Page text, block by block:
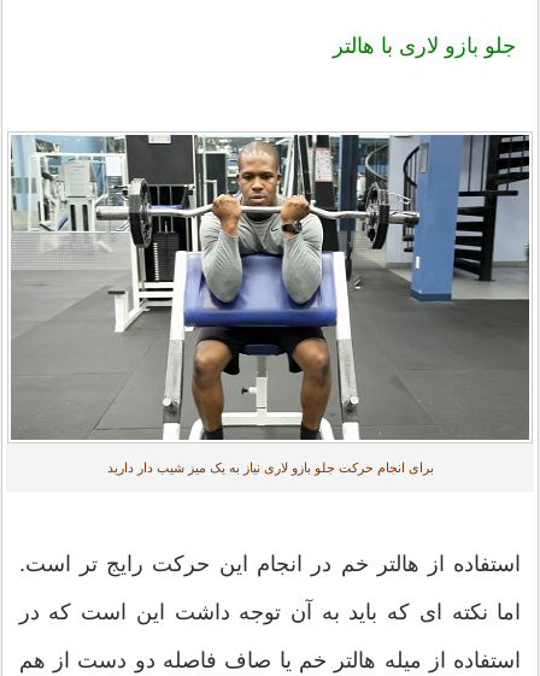
جلو بازو لاری با هالتر
برای انجام حرکت جلو بازو لاری نیاز به یک میز شیب دار دارید
استفاده از هالتر خم در انجام این حرکت رایج تر است.
اما نکته ای که باید به آن توجه داشت این است که در
استفاده از میله هالتر خم یا صاف فاصله دو دست از هم